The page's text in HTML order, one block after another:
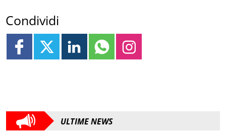
Condividi
ULTIME NEWS